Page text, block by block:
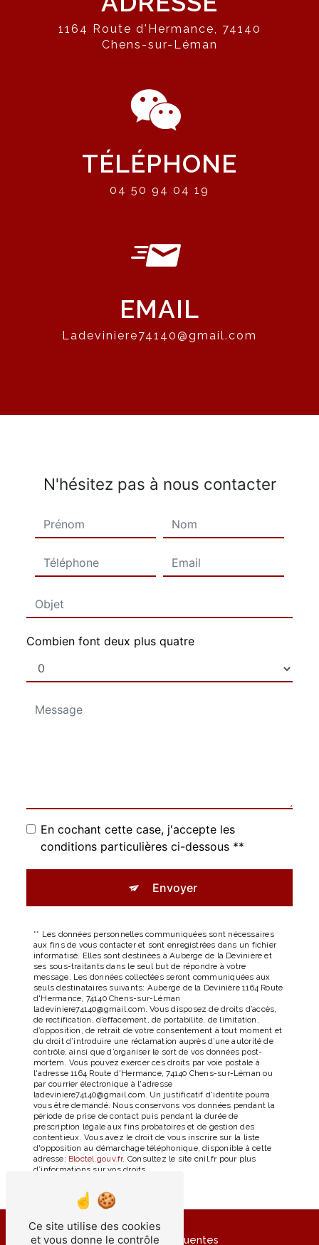
1164 Route d'Hermance, 74140
Chens-sur-Léman
TÉLÉPHONE
04 50 94 04 19
EMAIL
ladeviniere74140@gmail.com
N'hésitez pas à nous contacter
Combien font deux plus quatre
En cochant cette case, j'accepte les
conditions particulières ci-dessous **
Envoyer
** Les données personnelles communiquées sont nécessaires
aux fins de vous contacter et sont enregistrées dans un fichier
informatisé. Elles sont destinées à Auberge de la Devinière et
ses sous-traitants dans le seul but de répondre à votre
message. Les données collectées seront communiquées aux
seuls destinataires suivants: Auberge de la Devinière 1164 Route
d'Hermance, 74140 Chens-sur-Léman
ladeviniere74140@gmail.com. Vous disposez de droits d’accès,
de rectification, d’effacement, de portabilité, de limitation,
d’opposition, de retrait de votre consentement à tout moment et
du droit d’introduire une réclamation auprès d’une autorité de
contrôle, ainsi que d’organiser le sort de vos données post-
mortem. Vous pouvez exercer ces droits par voie postale à
l'adresse 1164 Route d'Hermance, 74140 Chens-sur-Léman ou
par courrier électronique à l'adresse
ladeviniere74140@gmail.com. Un justificatif d'identité pourra
vous être demandé. Nous conservons vos données pendant la
période de prise de contact puis pendant la durée de
prescription légale aux fins probatoires et de gestion des
contentieux. Vous avez le droit de vous inscrire sur la liste
d'opposition au démarchage téléphonique, disponible à cette
adresse:
Bloctel.gouv.fr. Consultez le site cnil.fr pour plus
d’informations sur vos droits.
Recherches fréquentes
Ce site utilise des cookies
et vous donne le contrôle